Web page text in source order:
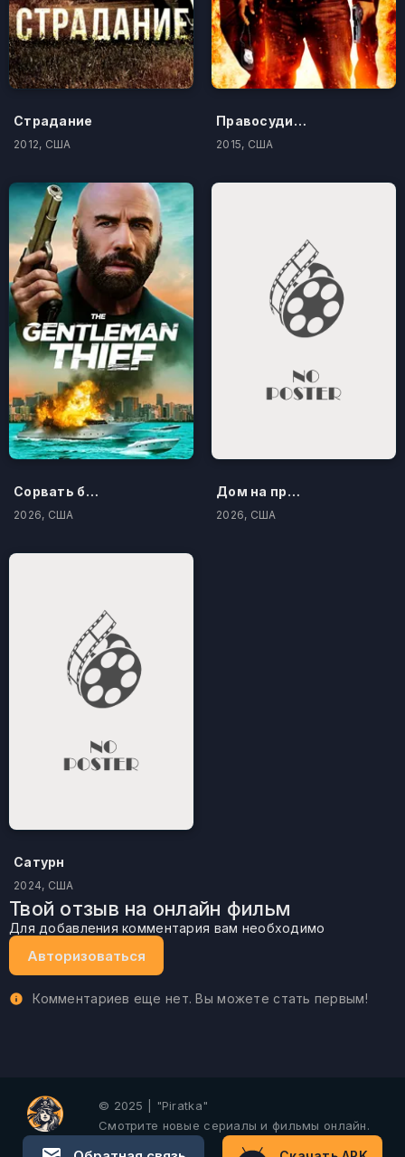
Страдание
2012, США
Правосудие по-американски
2015, США
Сорвать банк 3: Вор-джентльмен
2026, США
Дом на проклятом холме
2026, США
Сатурн
2024, США
Твой отзыв на онлайн фильм
Для добавления комментария вам необходимо
Авторизоваться
Комментариев еще нет. Вы можете стать первым!
© 2025 | "Piratka"
Смотрите новые сериалы и фильмы онлайн.